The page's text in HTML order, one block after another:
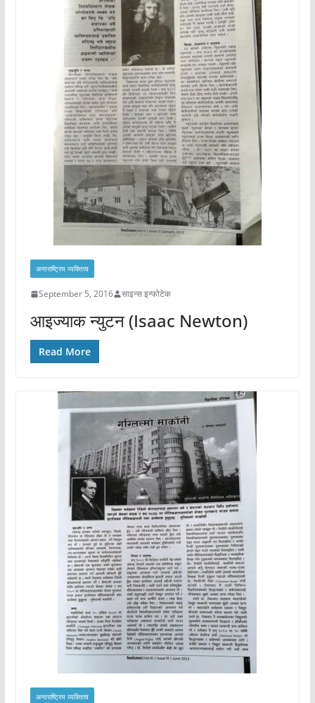
अन्तराष्ट्रिय व्यक्तित्व
September 5, 2016 साइन्स इन्फोटेक
आइज्याक न्युटन (Isaac Newton)
Read More
अन्तराष्ट्रिय व्यक्तित्व